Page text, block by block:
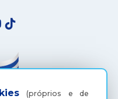
(próprios e de